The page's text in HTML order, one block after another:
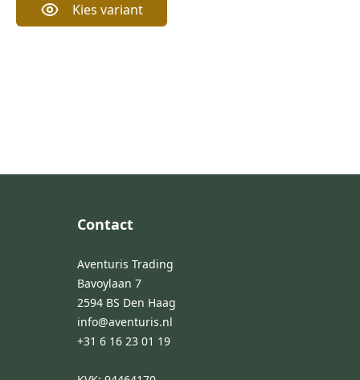
Kies variant
Contact
Aventuris Trading
Bavoylaan 7
2594 BS Den Haag
info@aventuris.nl
+31 6 16 23 01 19